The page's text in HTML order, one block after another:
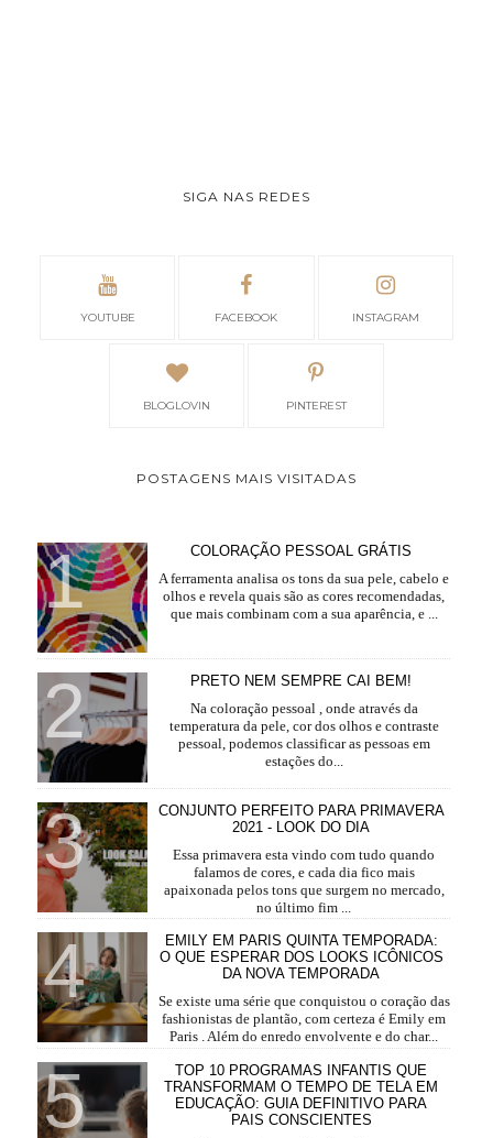
SIGA NAS REDES
YOUTUBE FACEBOOK INSTAGRAM
BLOGLOVIN PINTEREST
POSTAGENS MAIS VISITADAS
COLORAÇÃO PESSOAL GRÁTIS
A ferramenta analisa os tons da sua pele, cabelo e
olhos e revela quais são as cores recomendadas,
que mais combinam com a sua aparência, e ...
PRETO NEM SEMPRE CAI BEM!
Na coloração pessoal , onde através da
temperatura da pele, cor dos olhos e contraste
pessoal, podemos classificar as pessoas em
estações do...
CONJUNTO PERFEITO PARA PRIMAVERA
2021 - LOOK DO DIA
Essa primavera esta vindo com tudo quando
falamos de cores, e cada dia fico mais
apaixonada pelos tons que surgem no mercado,
no último fim ...
EMILY EM PARIS QUINTA TEMPORADA:
O QUE ESPERAR DOS LOOKS ICÔNICOS
DA NOVA TEMPORADA
Se existe uma série que conquistou o coração das
fashionistas de plantão, com certeza é Emily em
Paris . Além do enredo envolvente e do char...
TOP 10 PROGRAMAS INFANTIS QUE
TRANSFORMAM O TEMPO DE TELA EM
EDUCAÇÃO: GUIA DEFINITIVO PARA
PAIS CONSCIENTES